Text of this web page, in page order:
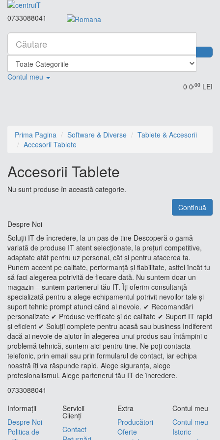
0733088041
Contul meu
0 0,00 LEI
Prima Pagina Software & Diverse
Tablete & Accesorii
Accesorii Tablete
Accesorii Tablete
Nu sunt produse în această categorie.
Continuă
Despre Noi
Soluții IT de încredere, la un pas de tine Descoperă o gamă
variată de produse IT atent selecționate, la prețuri competitive,
adaptate atât pentru uz personal, cât și pentru afacerea ta.
Punem accent pe calitate, performanță și fiabilitate, astfel încât tu
să faci alegerea potrivită de fiecare dată. Nu suntem doar un
magazin – suntem partenerul tău IT. Îți oferim consultanță
specializată pentru a alege echipamentul potrivit nevoilor tale și
suport tehnic prompt atunci când ai nevoie. ✔ Recomandări
personalizate ✔ Produse verificate și de calitate ✔ Suport IT rapid
și eficient ✔ Soluții complete pentru acasă sau business Indiferent
dacă ai nevoie de ajutor în alegerea unui produs sau întâmpini o
problemă tehnică, suntem aici pentru tine. Ne poți contacta
telefonic, prin email sau prin formularul de contact, iar echipa
noastră îți va răspunde rapid. Alege siguranța, alege
profesionalismul. Alege partenerul tău IT de încredere.
0733088041
Informaţii
Despre Noi
Politica de
Servicii
Clienţi
Contact
Extra
Producători
Oferte
Contul meu
Contul meu
Istoric